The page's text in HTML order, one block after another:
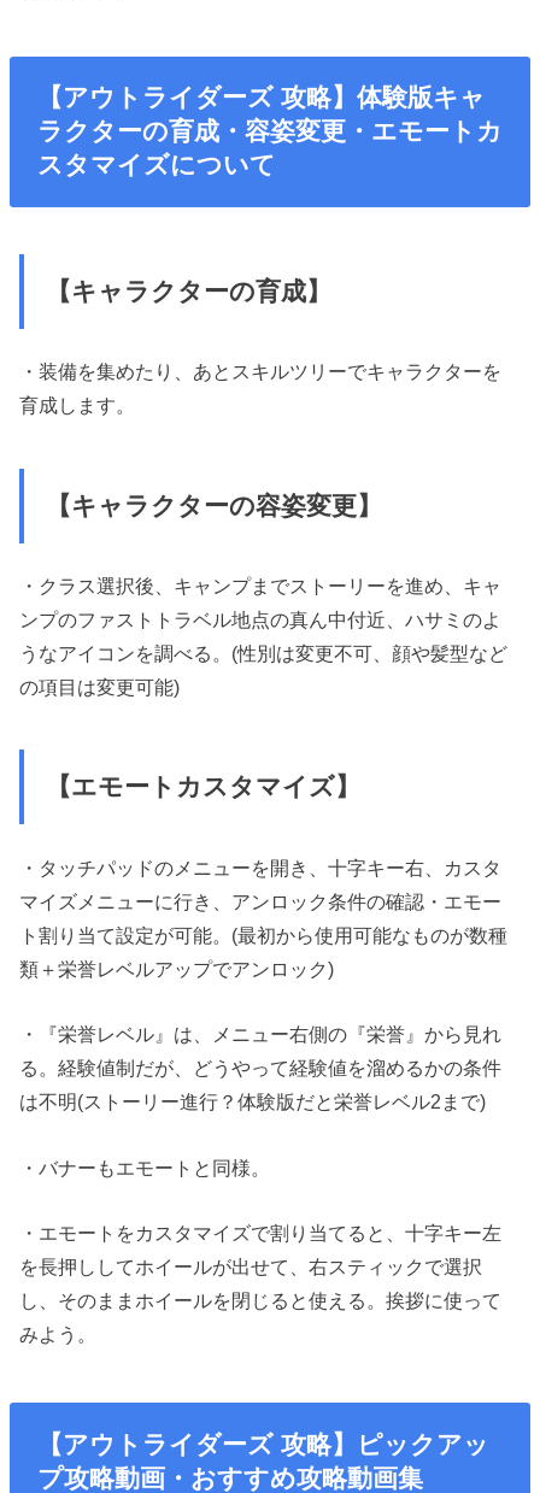
【アウトライダーズ 攻略】体験版キャ
ラクターの育成・容姿変更・エモートカ
スタマイズについて
【キャラクターの育成】
・装備を集めたり、あとスキルツリーでキャラクターを
育成します。
【キャラクターの容姿変更】
・クラス選択後、キャンプまでストーリーを進め、キャ
ンプのファストトラベル地点の真ん中付近、ハサミのよ
うなアイコンを調べる。(性別は変更不可、顔や髪型など
の項目は変更可能)
【エモートカスタマイズ】
・タッチパッドのメニューを開き、十字キー右、カスタ
マイズメニューに行き、アンロック条件の確認・エモー
ト割り当て設定が可能。(最初から使用可能なものが数種
類＋栄誉レベルアップでアンロック)
・『栄誉レベル』は、メニュー右側の『栄誉』から見れ
る。経験値制だが、どうやって経験値を溜めるかの条件
は不明(ストーリー進行？体験版だと栄誉レベル2まで)
・バナーもエモートと同様。
・エモートをカスタマイズで割り当てると、十字キー左
を長押ししてホイールが出せて、右スティックで選択
し、そのままホイールを閉じると使える。挨拶に使って
みよう。
【アウトライダーズ 攻略】ピックアッ
プ攻略動画・おすすめ攻略動画集